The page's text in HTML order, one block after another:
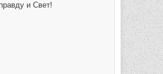
и Свет!